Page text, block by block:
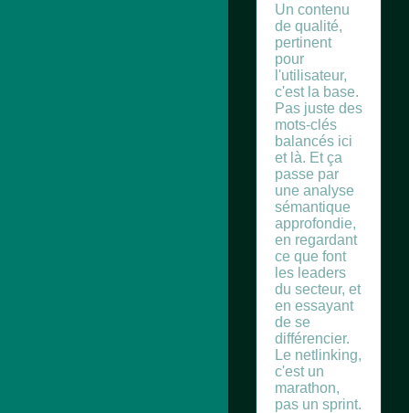
Un contenu
de qualité,
pertinent
pour
l'utilisateur,
c'est la base.
Pas juste des
mots-clés
balancés ici
et là. Et ça
passe par
une analyse
sémantique
approfondie,
en regardant
ce que font
les leaders
du secteur, et
en essayant
de se
différencier.
Le netlinking,
c'est un
marathon,
pas un sprint.